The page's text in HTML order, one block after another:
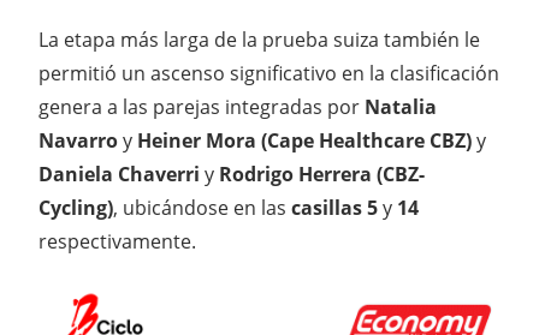
La etapa más larga de la prueba suiza también le
permitió un ascenso significativo en la clasificación
genera a las parejas integradas por Natalia
Navarroy Heiner Mora (Cape Healthcare CBZ)y
Daniela Chaverri y Rodrigo Herrera (CBZ-
Cycling), ubicándose en las casillas 5y 14
respectivamente.